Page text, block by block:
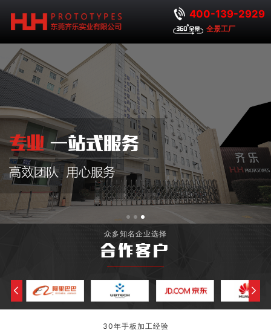
400-139-2929
全景工厂
众多知名企业选择
合作客户
30年手板加工经验